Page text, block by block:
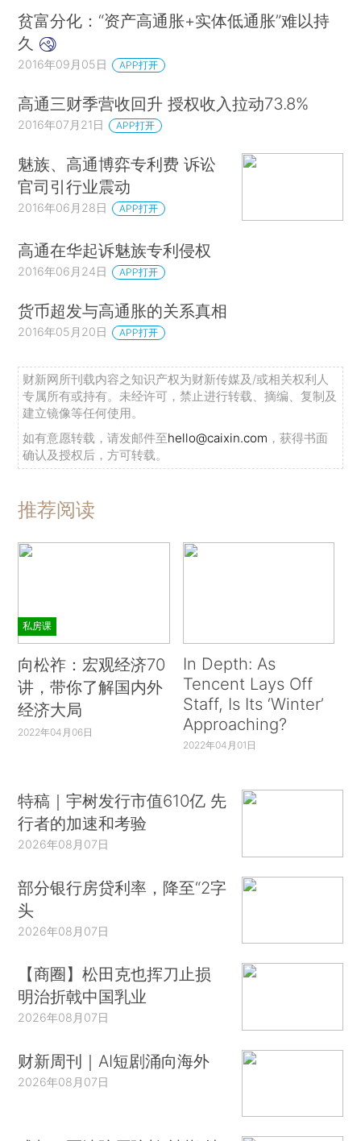
贫富分化：“资产高通胀+实体低通胀”难以持
久
2016年09月05日 APP打开
高通三财季营收回升 授权收入拉动73.8%
2016年07月21日 APP打开
魅族、高通博弈专利费 诉讼
官司引行业震动
2016年06月28日 APP打开
高通在华起诉魅族专利侵权
2016年06月24日 APP打开
货币超发与高通胀的关系真相
2016年05月20日 APP打开
财新网所刊载内容之知识产权为财新传媒及/或相关权利人
专属所有或持有。未经许可，禁止进行转载、摘编、复制及
建立镜像等任何使用。
如有意愿转载，请发邮件至hello@caixin.com ，获得书面
确认及授权后，方可转载。
推荐阅读
私房课
向松祚：宏观经济70
讲，带你了解国内外
经济大局
2022年04月06日
In Depth: As
Tencent Lays Off
Staff, Is Its ‘Winter’
Approaching?
2022年04月01日
特稿｜宇树发行市值610亿 先
行者的加速和考验
2026年08月07日
部分银行房贷利率，降至“2字
头
2026年08月07日
【商圈】松田克也挥刀止损
明治折戟中国乳业
2026年08月07日
财新周刊｜AI短剧涌向海外
2026年08月07日